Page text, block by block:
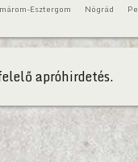
Esztergom Nógrád
apróhirdetés.